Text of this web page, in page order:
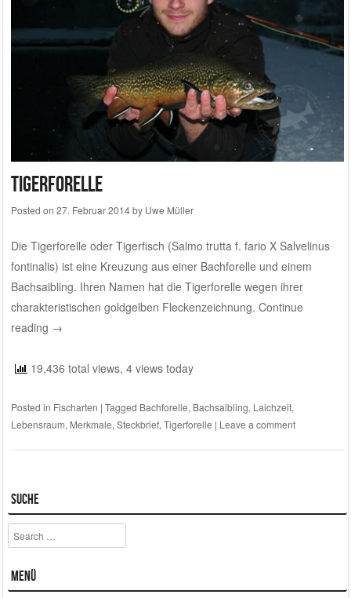
Tigerforelle
Posted on 27. Februar 2014by Uwe Müller
Die Tigerforelle oder Tigerfisch (Salmo trutta f. fario X Salvelinus
fontinalis) ist eine Kreuzung aus einer Bachforelle und einem
Bachsaibling. Ihren Namen hat die Tigerforelle wegen ihrer
charakteristischen goldgelben Fleckenzeichnung. Continue
reading →
19,436 total views, 4 views today
Posted in Fischarten | Tagged Bachforelle, Bachsaibling, Laichzeit,
Lebensraum, Merkmale,Steckbrief,Tigerforelle | Leave a comment
Suche
Search
Menü